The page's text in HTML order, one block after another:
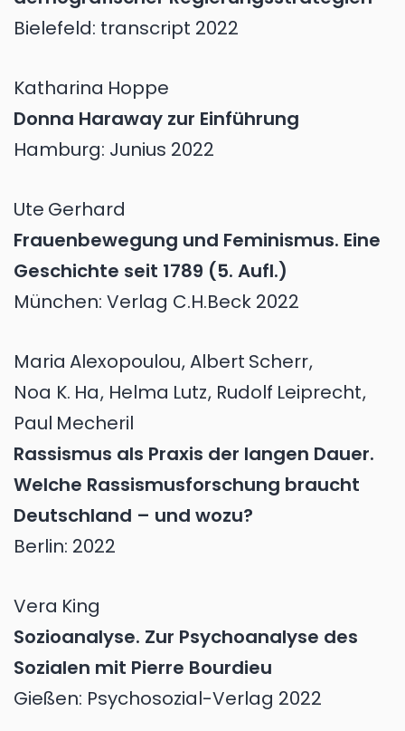
Bielefeld: transcript 2022
Katharina Hoppe
Donna Haraway zur Einführung
Hamburg: Junius 2022
Ute Gerhard
Frauenbewegung und Feminismus. Eine
Geschichte seit 1789 (5. Aufl.)
München: Verlag C.H.Beck 2022
Maria Alexopoulou,Albert Scherr,
Noa K. Ha, Helma Lutz, Rudolf Leiprecht,
Paul Mecheril
Rassismus als Praxis der langen Dauer.
Welche Rassismusforschung braucht
Deutschland – und wozu?
Berlin: 2022
Vera King
Sozioanalyse. Zur Psychoanalyse des
Sozialen mit Pierre Bourdieu
Gießen: Psychosozial-Verlag 2022